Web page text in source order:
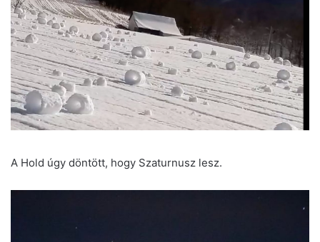
A Hold úgy döntött, hogy Szaturnusz lesz.